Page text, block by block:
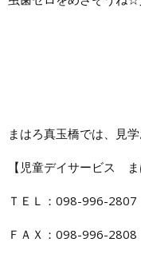
まはろ真玉橋では、見
【児童デイサービス ま
ＴＥＬ：098-996-2807
ＦＡＸ：098-996-2808